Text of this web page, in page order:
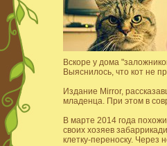
Вскоре у дома
Выяснилось, что кот не
Издание Mirror,
младенца. При этом в
В марте 2014 года
своих хозяев
клетку-переноску. Через